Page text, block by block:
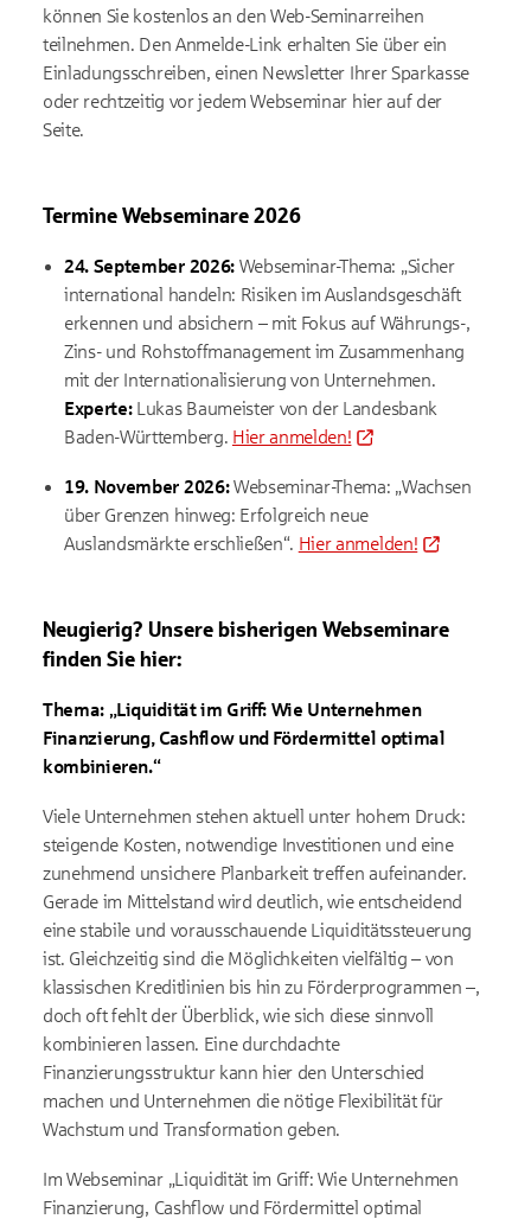
können Sie kostenlos an den Web-Seminarreihen
teilnehmen. Den Anmelde-Link erhalten Sie über ein
Einladungsschreiben, einen Newsletter Ihrer Sparkasse
oder rechtzeitig vor jedem Webseminar hier auf der
Seite.
Termine Webseminare 2026
24. September 2026:Webseminar-Thema: „Sicher
international handeln: Risiken im Auslandsgeschäft
erkennen und absichern – mit Fokus auf Währungs-,
Zins- und Rohstoffmanagement im Zusammenhang
mit der Internationalisierung von Unternehmen.
Experte:Lukas Baumeister von der Landesbank
Baden-Württemberg. Hier anmelden!
19. November 2026:Webseminar-Thema: „Wachsen
über Grenzen hinweg: Erfolgreich neue
Auslandsmärkte erschließen“. Hier anmelden!
Neugierig? Unsere bisherigen Webseminare
finden Sie hier:
Thema: „Liquidität im Griff: Wie Unternehmen
Finanzierung, Cashflow und Fördermittel optimal
kombinieren.“
Viele Unternehmen stehen aktuell unter hohem Druck:
steigende Kosten, notwendige Investitionen und eine
zunehmend unsichere Planbarkeit treffen aufeinander.
Gerade im Mittelstand wird deutlich, wie entscheidend
eine stabile und vorausschauende Liquiditätssteuerung
ist. Gleichzeitig sind die Möglichkeiten vielfältig – von
klassischen Kreditlinien bis hin zu Förderprogrammen –,
doch oft fehlt der Überblick, wie sich diese sinnvoll
kombinieren lassen. Eine durchdachte
Finanzierungsstruktur kann hier den Unterschied
machen und Unternehmen die nötige Flexibilität für
Wachstum und Transformation geben.
Im Webseminar „Liquidität im Griff: Wie Unternehmen
Finanzierung, Cashflow und Fördermittel optimal